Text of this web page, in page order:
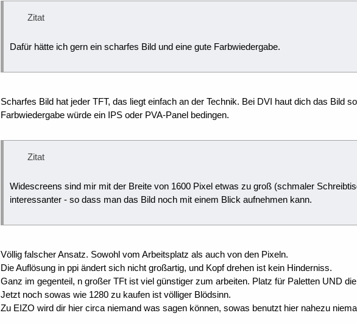
Zitat
Dafür hätte ich gern ein scharfes Bild und eine gute Farbwiedergabe.
Scharfes Bild hat jeder TFT, das liegt einfach an der Technik. Bei DVI haut dich das Bild
Farbwiedergabe würde ein IPS oder PVA-Panel bedingen.
Zitat
Widescreens sind mir mit der Breite von 1600 Pixel etwas zu groß (schmaler
interessanter - so dass man das Bild noch mit einem Blick aufnehmen kann.
Völlig falscher Ansatz. Sowohl vom Arbeitsplatz als auch von den Pixeln.
Die Auflösung in ppi ändert sich nicht großartig, und Kopf drehen ist kein Hinderniss.
Ganz im gegenteil, n großer TFt ist viel günstiger zum arbeiten. Platz für Paletten UND
Jetzt noch sowas wie 1280 zu kaufen ist völliger Blödsinn.
Zu EIZO wird dir hier circa niemand was sagen können, sowas benutzt hier nahezu